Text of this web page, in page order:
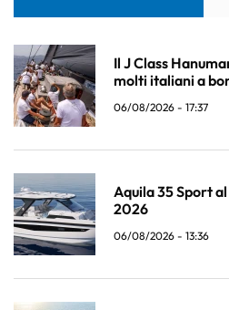
Il J Class
molti italiani a
06/08/2026 - 17:37
Aquila 35 Sport
2026
06/08/2026 - 13:36